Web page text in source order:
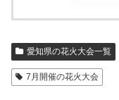
愛知県の花火大会一覧
7月開催の花火大会